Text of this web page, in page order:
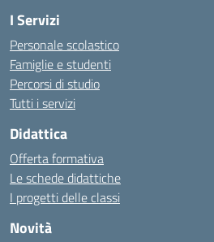
I Servizi
Personale scolastico
Famiglie e studenti
Percorsi di studio
Tutti i servizi
Didattica
Offerta formativa
Le schede didattiche
I progetti delle classi
Novità